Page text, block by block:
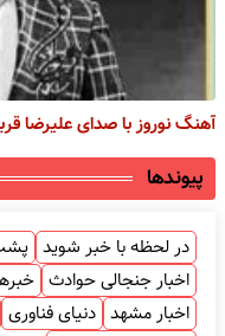
آهنگ نوروز با صدای علیرضا
پیوندها
در لحظه با خبر شوید
اخبار جنجالی حوادث
اخبار مشهد دنیای فناوری